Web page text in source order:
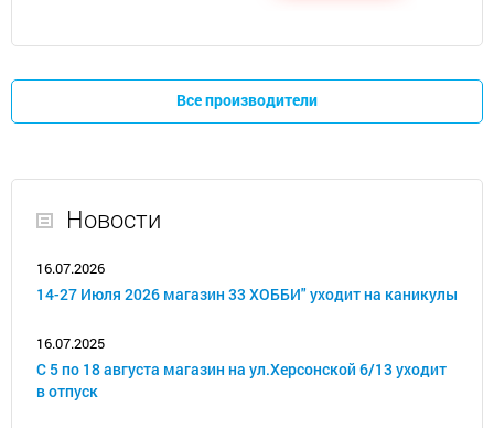
Все производители
Новости
16.07.2026
14-27 Июля 2026 магазин 33 ХОББИ" уходит на каникулы
16.07.2025
С 5 по 18 августа магазин на ул.Херсонской 6/13 уходит
в отпуск